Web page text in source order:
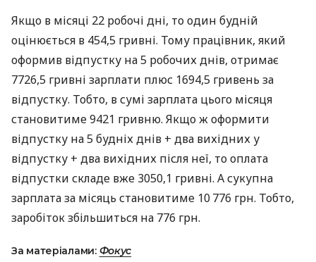
Якщо в місяці 22 робочі дні, то один будній
оцінюється в 454,5 гривні. Тому працівник, який
оформив відпустку на 5 робочих днів, отримає
7726,5 гривні зарплати плюс 1694,5 гривень за
відпустку. Тобто, в сумі зарплата цього місяця
становитиме 9421 гривню. Якщо ж оформити
відпустку на 5 будніх днів + два вихідних у
відпустку + два вихідних після неї, то оплата
відпустки складе вже 3050,1 гривні. А сукупна
зарплата за місяць становитиме 10 776 грн. Тобто,
заробіток збільшиться на 776 грн.
За матеріалами: Фокус